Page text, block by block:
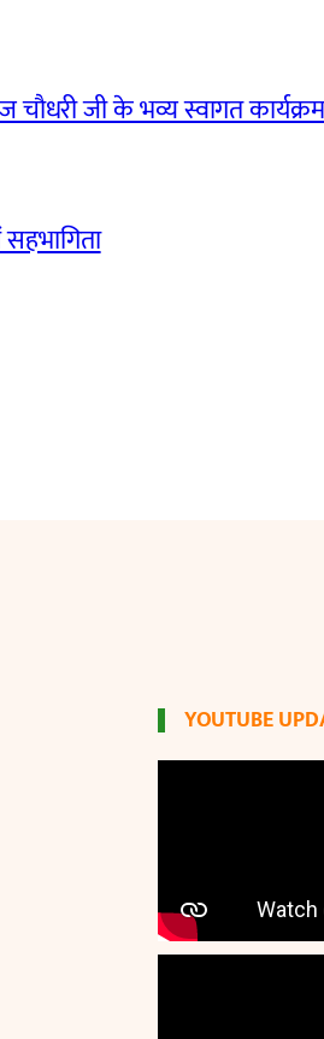
चौधरी जी के भव्य स्वागत कार्यक्रम
YOUTUBE